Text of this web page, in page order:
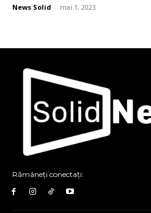
News Solid - mai 1, 2023
Rămâneți conectați: